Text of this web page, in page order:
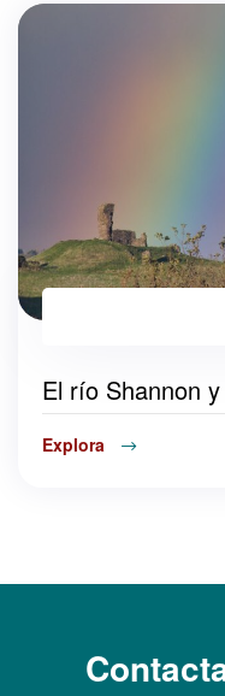
El río Shannon
Explora